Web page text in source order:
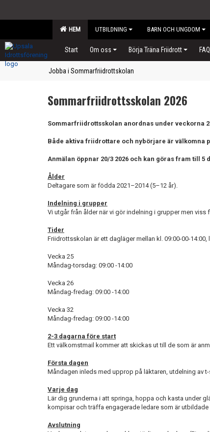
HEM UTBILDNING BARN OCH UNGDOM
Start Om oss Börja Träna Friidrott FAQ
Jobba i Sommarfriidrottskolan
Sommarfriidrottsskolan 2026
Sommarfriidrottsskolan anordnas under veckorna
Både aktiva friidrottare och nybörjare är välkomna
Anmälan öppnar 20/3 2026 och kan göras fram till
Ålder
Deltagare som är födda 2021–2014 (5–12 år).
Indelning i grupper
Vi utgår från ålder när vi gör indelning i grupper men
Tider
Friidrottsskolan är ett dagläger mellan kl. 09:00-00-
Vecka 25
Måndag-torsdag: 09:00 -14:00
Vecka 26
Måndag-fredag: 09:00 -14:00
Vecka 32
Måndag-fredag: 09:00 -14:00
2-3 dagarna före start
Ett välkomstmail kommer att skickas ut till de som är
Första dagen
Måndagen inleds med upprop på läktaren, utdelning av
Varje dag
Lär dig grunderna i att springa, hoppa och kasta under
kompisar och träffa engagerade ledare som är
Avslutning